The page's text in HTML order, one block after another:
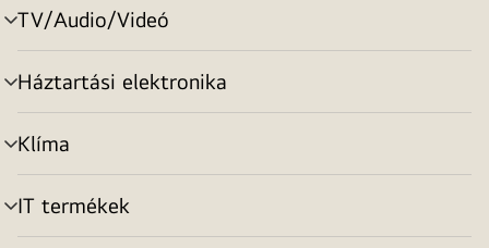
TV/Audio/Videó
menu
toggle
Háztartási elektronika
menu
toggle
Klíma
menu
toggle
IT termékek
menu
toggle